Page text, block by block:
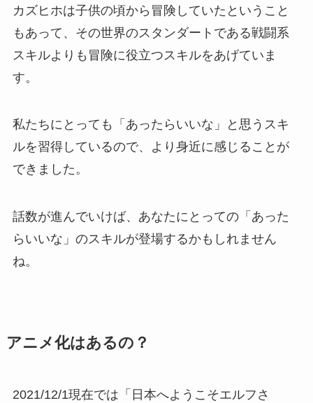
カズヒホは子供の頃から冒険していたということ
もあって、その世界のスタンダートである戦闘系
スキルよりも冒険に役立つスキルをあげていま
す。
私たちにとっても「あったらいいな」と思うスキ
ルを習得しているので、より身近に感じることが
できました。
話数が進んでいけば、あなたにとっての「あった
らいいな」のスキルが登場するかもしれません
ね。
アニメ化はあるの？
2021/12/1現在では「日本へようこそエルフさ